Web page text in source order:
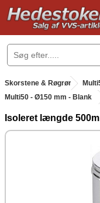
.
Skorstene & Røgrør .
Multi50 - Ø150 mm - Blank
Isoleret længde